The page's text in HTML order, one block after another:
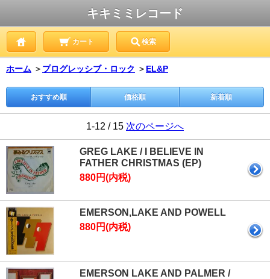
キキミミレコード
カート 検索
ホーム ＞ プログレッシブ・ロック ＞ EL&P
おすすめ順 価格順 新着順
1-12 / 15 次のページへ
GREG LAKE / I BELIEVE IN
FATHER CHRISTMAS (EP)
880円(内税)
EMERSON,LAKE AND POWELL
880円(内税)
EMERSON LAKE AND PALMER /